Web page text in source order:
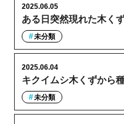
ある日突然現れた木く
2025.06.05
未分類
キクイムシ木くずから
2025.06.04
未分類